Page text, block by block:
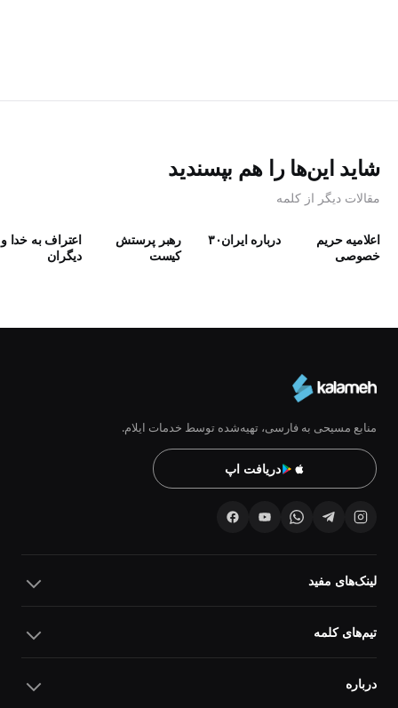
شاید این‌ها را هم بپسندید
مقالات دیگر از کلمه
اعلامیه حریم
خصوصی
درباره ایران۳۰
رهبر پرستش
كيست
اعتراف به خدا و
دیگران
منابع مسیحی به فارسی، تهیه‌شده توسط خدمات ایلام.
دریافت اپ
لینک‌های مفید
تیم‌های کلمه
درباره